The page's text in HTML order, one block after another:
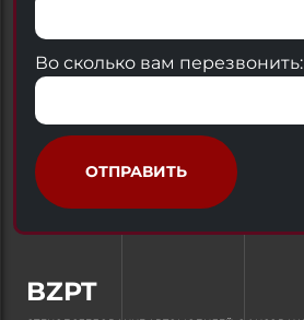
Во сколько вам перезвонить:
ОТПРАВИТЬ
BZPT